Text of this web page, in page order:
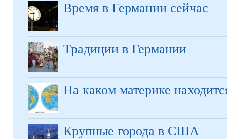
Время в Германии сейчас
Традиции в Германии
На каком материке
Крупные города в США